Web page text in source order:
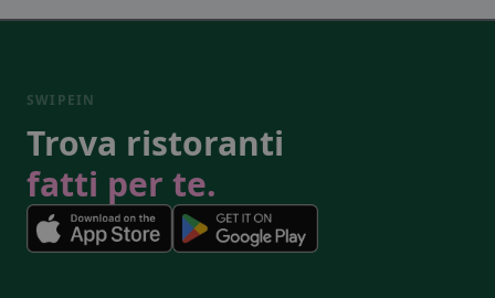
SWIPEIN
Trova ristoranti
fatti per te.